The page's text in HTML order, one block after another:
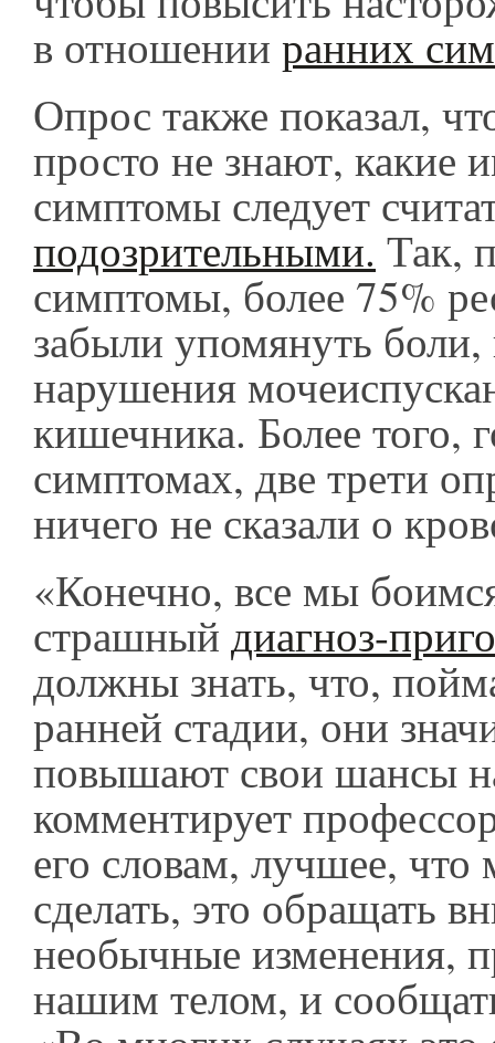
в отношении ранних
Опрос также показал,
просто не знают, какие
симптомы следует
подозрительными. Так,
симптомы, более 75%
забыли упомянуть
нарушения
кишечника. Более того,
симптомах, две трети
ничего не сказали о
«Конечно, все мы
страшный диагноз-
должны знать, что,
ранней стадии, они
повышают свои шансы
комментирует
его словам, лучшее,
сделать, это обращать
необычные изменения,
нашим телом, и